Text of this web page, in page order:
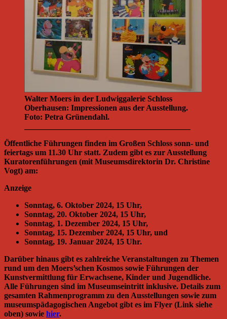
Walter Moers in der Ludwiggalerie Schloss
Oberhausen: Impressionen aus der Ausstellung.
Foto: Petra Grünendahl.
Öffentliche Führungen finden im Großen Schloss sonn- und
feiertags um 11.30 Uhr statt. Zudem gibt es zur Ausstellung
Kuratorenführungen (mit Museumsdirektorin Dr. Christine
Vogt) am:
Anzeige
Sonntag, 6. Oktober 2024, 15 Uhr,
Sonntag, 20. Oktober 2024, 15 Uhr,
Sonntag, 1. Dezember 2024, 15 Uhr,
Sonntag, 15. Dezember 2024, 15 Uhr, und
Sonntag, 19. Januar 2024, 15 Uhr.
Darüber hinaus gibt es zahlreiche Veranstaltungen zu Themen
rund um den Moers’schen Kosmos sowie Führungen der
Kunstvermittlung für Erwachsene, Kinder und Jugendliche.
Alle Führungen sind im Museumseintritt inklusive. Details zum
gesamten Rahmenprogramm zu den Ausstellungen sowie zum
museumspädagogischen Angebot gibt es im Flyer (Link siehe
oben) sowie hier.